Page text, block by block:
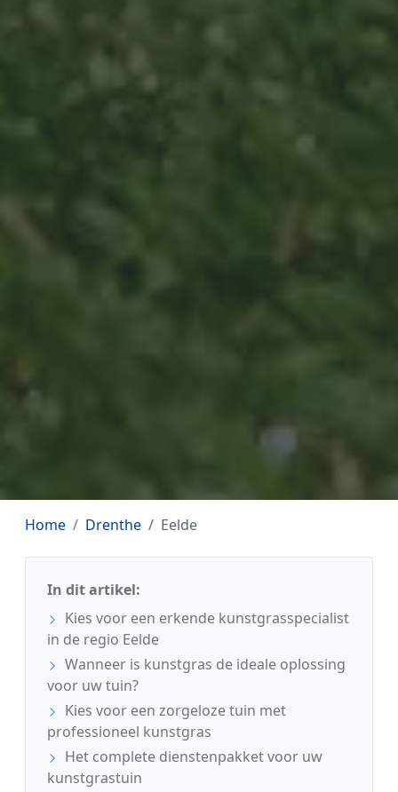
Home Drenthe Eelde
In dit artikel:
Kies voor een erkende kunstgrasspecialist
in de regio Eelde
Wanneer is kunstgras de ideale oplossing
voor uw tuin?
Kies voor een zorgeloze tuin met
professioneel kunstgras
Het complete dienstenpakket voor uw
kunstgrastuin